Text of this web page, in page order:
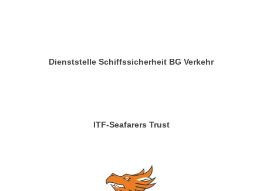
Dienststelle Schiffssicherheit BG Verkehr
ITF-Seafarers Trust